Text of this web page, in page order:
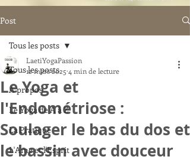
Post
Tous les posts
A propos
Le Yoga de A à Z
La Pratique
L'Ame et l'Esprit
Tous les posts
Le Yoga et
l'Endométriose :
Soulager le bas du dos et
le bassin avec douceur
LaetiYogaPassion
12 mars 2025 4 min de lecture